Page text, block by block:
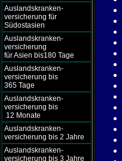
Auslandskranken-
versicherung für
Südostasien
Auslandskranken-
versicherung
für Asien bis180 Tage
Auslandskranken-
versicherung bis
365 Tage
Auslandskranken-
versicherung bis
12 Monate
Auslandskranken-
versicherung bis 2 Jahre
Auslandskranken-
versicherung bis 3 Jahre